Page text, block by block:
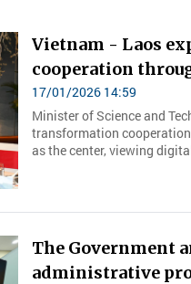
Vietnam - Laos
cooperation
17/01/2026 14:59
Minister of Science and
transformation
as the center, viewing
The Government
administrative